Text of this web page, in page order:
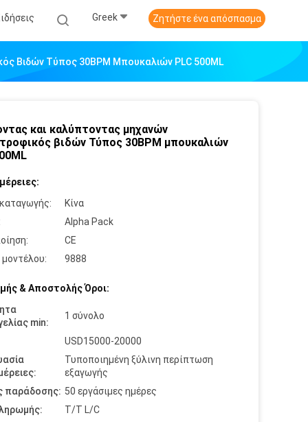
Greek Ζητήστε ένα απόσπασμα
Βιδών Τύπος 30BPM Μπουκαλιών PLC 500ML
και καλύπτοντας μηχανών
βιδών Τύπος 30BPM μπουκαλιών
Κίνα
Alpha Pack
CE
9888
& Αποστολής Όροι:
min:
1 σύνολο
USD15000-20000
Τυποποιημένη ξύλινη περίπτωση
εξαγωγής
παράδοσης: 50 εργάσιμες ημέρες
T/T L/C